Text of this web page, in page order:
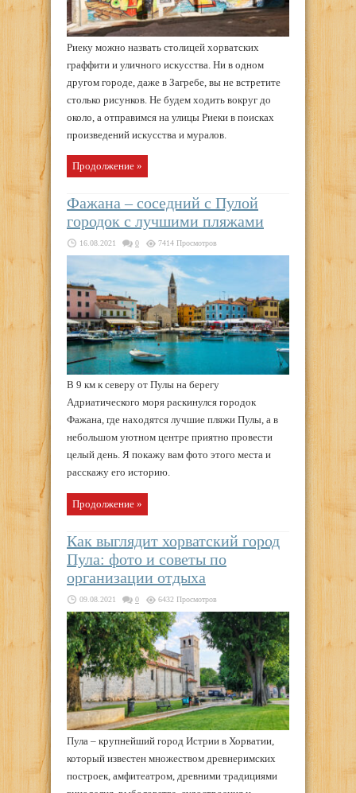
Риеку можно назвать столицей хорватских
граффити и уличного искусства. Ни в одном
другом городе, даже в Загребе, вы не встретите
столько рисунков. Не будем ходить вокруг до
около, а отправимся на улицы Риеки в поисках
произведений искусства и муралов.
Продолжение »
Фажана – соседний с Пулой
городок с лучшими пляжами
16.08.2021 0 7414 Просмотров
В 9 км к северу от Пулы на берегу
Адриатического моря раскинулся городок
Фажана, где находятся лучшие пляжи Пулы, а в
небольшом уютном центре приятно провести
целый день. Я покажу вам фото этого места и
расскажу его историю.
Продолжение »
Как выглядит хорватский город
Пула: фото и советы по
организации отдыха
09.08.2021 0 6432 Просмотров
Пула – крупнейший город Истрии в Хорватии,
который известен множеством древнеримских
построек, амфитеатром, древними традициями